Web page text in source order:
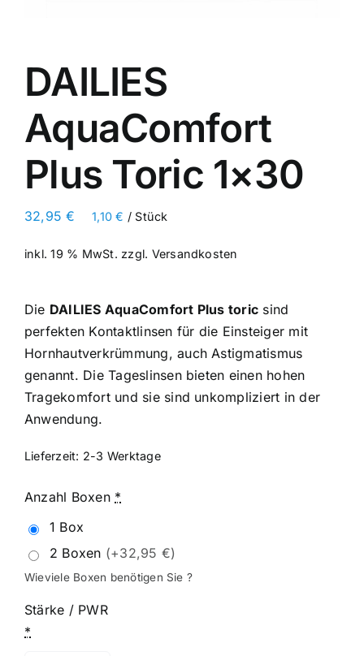
DAILIES
AquaComfort
Plus Toric 1×30
32,95€ 1,10€ / Stück
inkl. 19 % MwSt. zzgl. Versandkosten
Die DAILIES AquaComfort Plus toric sind
perfekten Kontaktlinsen für die Einsteiger mit
Hornhautverkrümmung, auch Astigmatismus
genannt. Die Tageslinsen bieten einen hohen
Tragekomfort und sie sind unkompliziert in der
Anwendung.
Lieferzeit: 2-3 Werktage
Anzahl Boxen *
1 Box
2 Boxen (+32,95 €)
Wieviele Boxen benötigen Sie ?
Stärke / PWR
*